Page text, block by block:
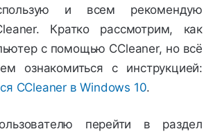
и всем рекомендую
Кратко рассмотрим, как
с помощью CCleaner, но всё
ознакомиться с инструкцией:
CCleaner в Windows 10.
перейти в раздел